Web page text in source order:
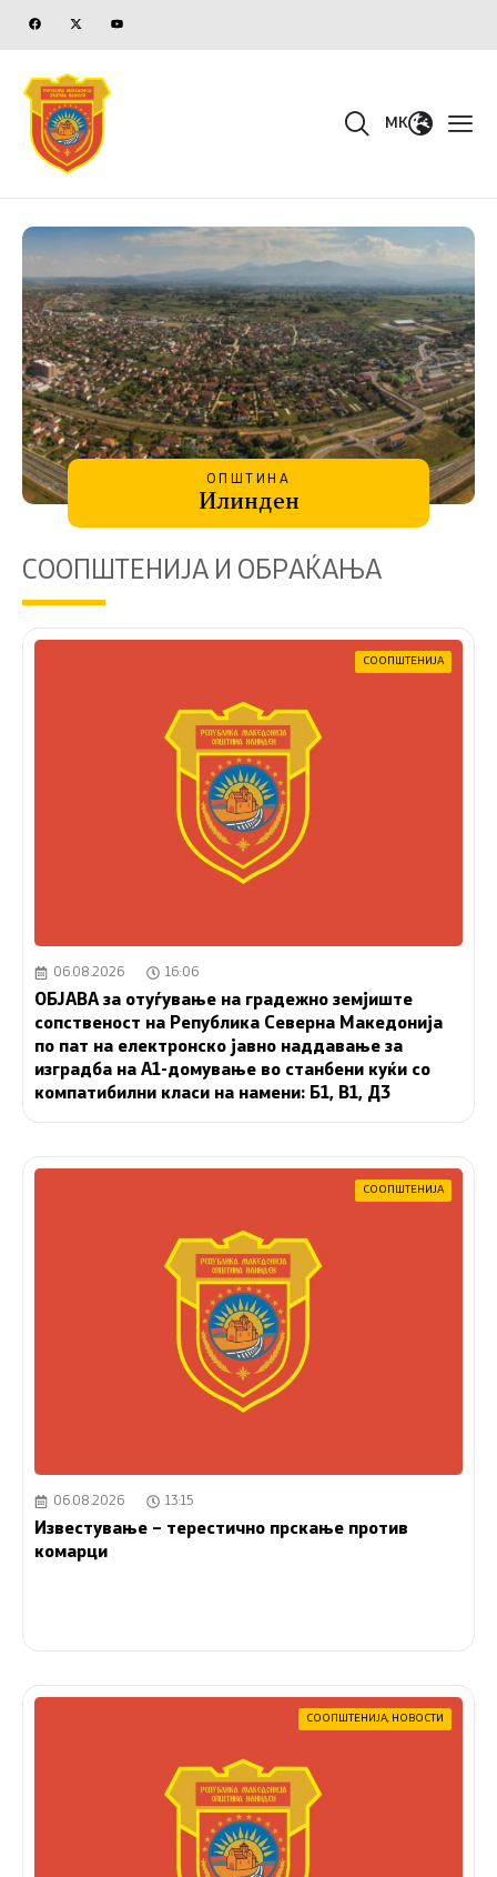
MK
ОПШТИНА
Илинден
СООПШТЕНИЈА И ОБРАЌАЊА
СООПШТЕНИЈА
06.08.2026 16:06
ОБЈАВА за отуѓување на градежно земјиште
сопственост на Република Северна Македонија
по пат на електронско јавно наддавање за
изградба на A1-домување во станбени куќи со
компатибилни класи на намени: Б1, В1, Д3
СООПШТЕНИЈА
06.08.2026 13:15
Известување – терестично прскање против
комарци
СООПШТЕНИЈА, НОВОСТИ